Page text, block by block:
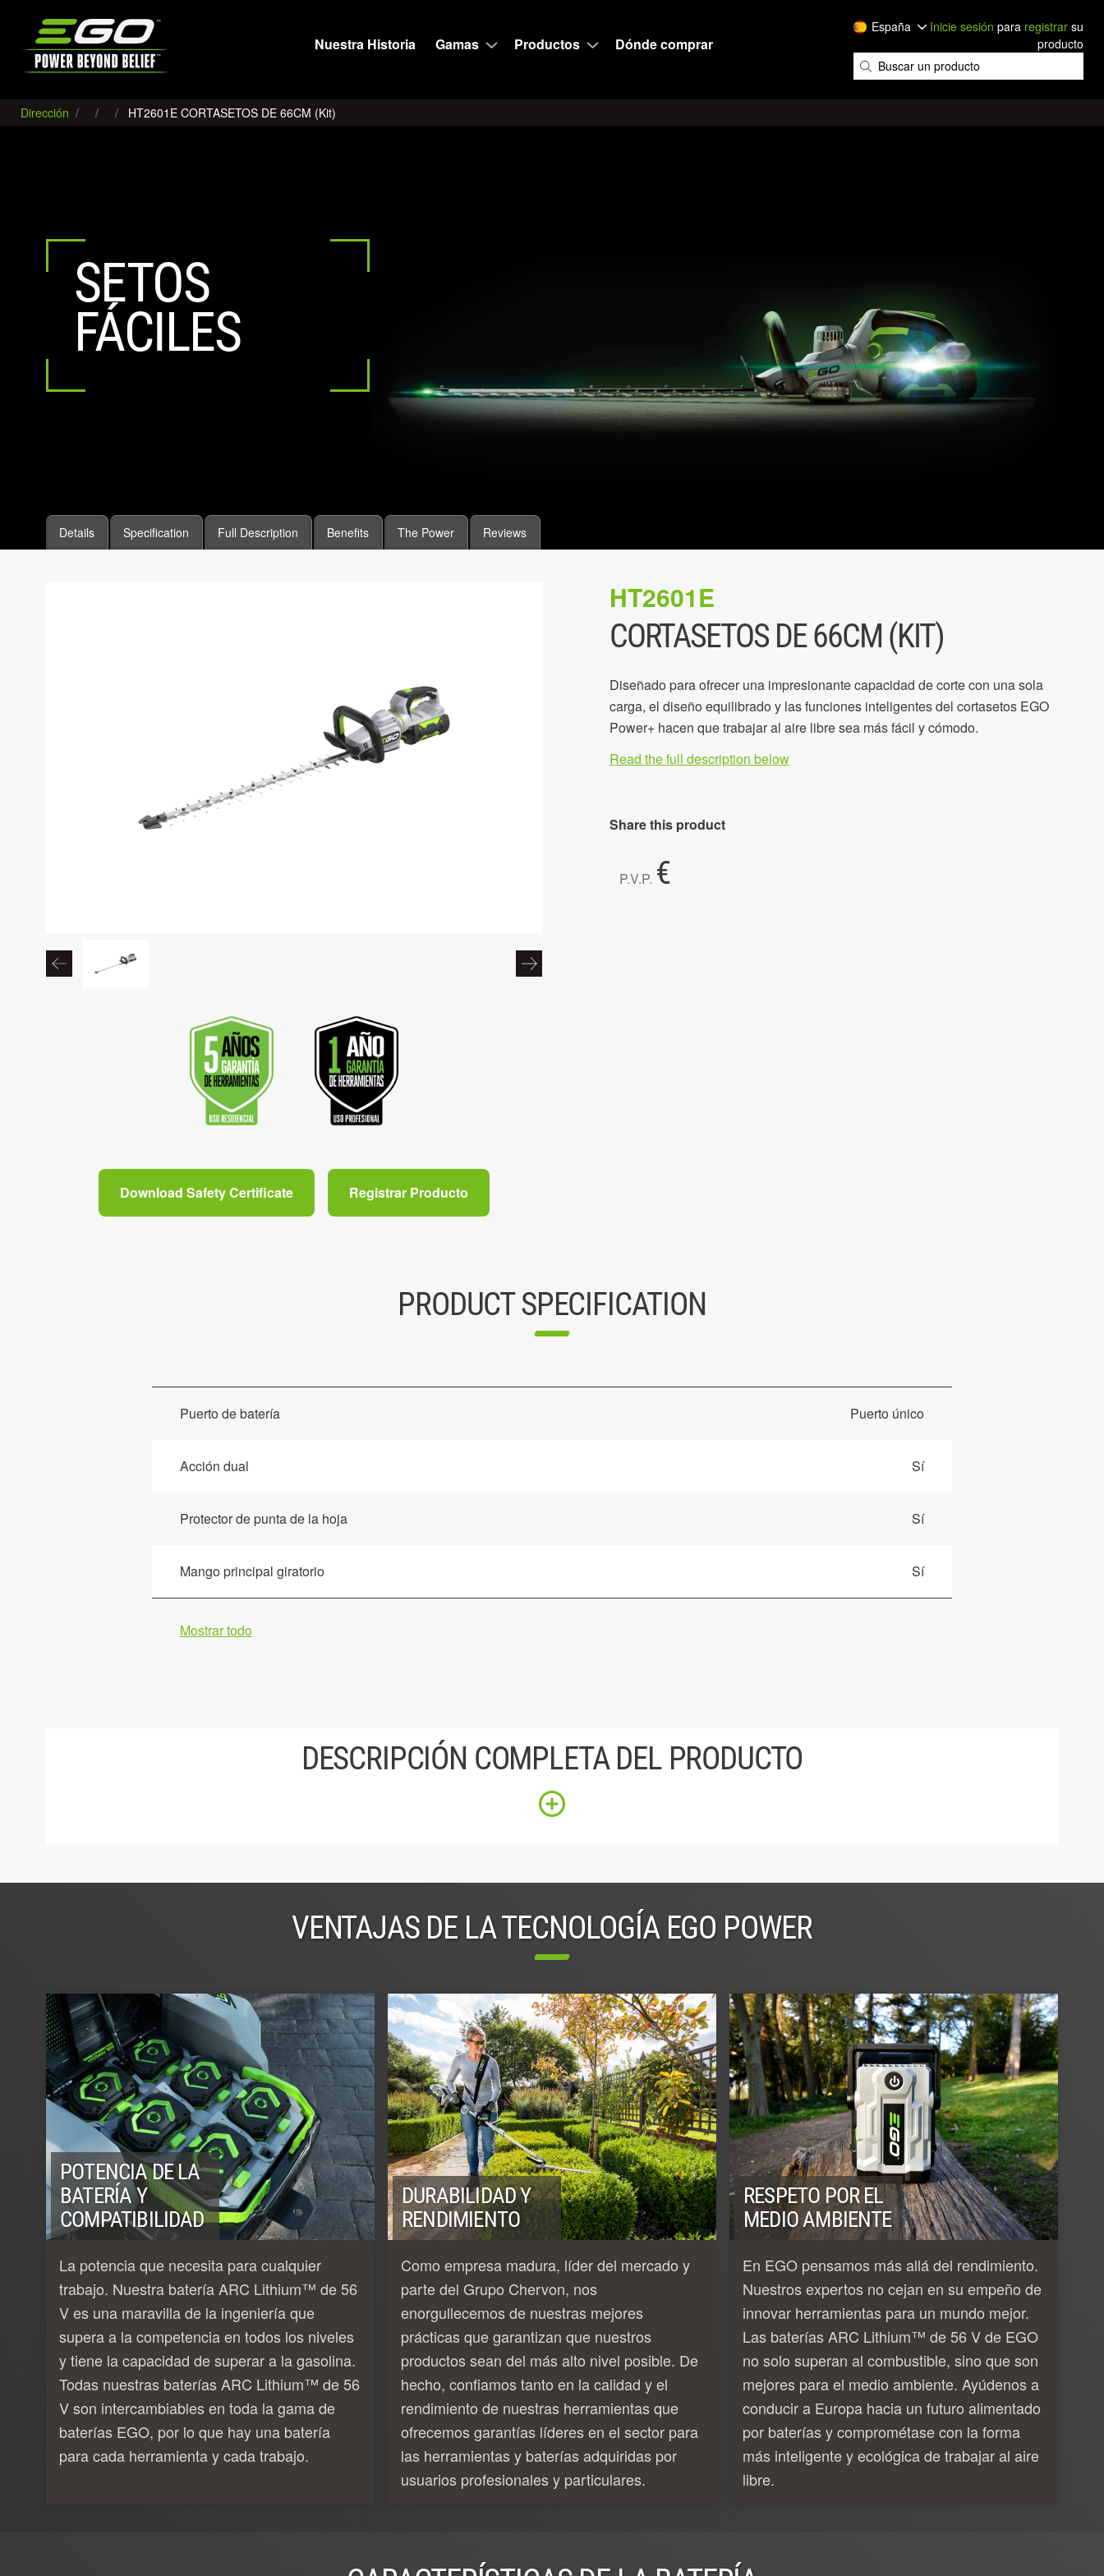
Nuestra Historia
Gamas Productos Dónde comprar
España Inicie sesión para registrar su
producto
Dirección HT2601E CORTASETOS DE 66CM (Kit)
SETOS
FÁCILES
Details Specification Full Description Benefits The Power Reviews
Download Safety Certificate Registrar Producto
HT2601E
CORTASETOS DE 66CM (KIT)
Diseñado para ofrecer una impresionante capacidad de corte con una sola
carga, el diseño equilibrado y las funciones inteligentes del cortasetos EGO
Power+ hacen que trabajar al aire libre sea más fácil y cómodo.
Read the full description below
Share this product
P.V.P. €
PRODUCT SPECIFICATION
Puerto de batería Puerto único
Acción dual Sí
Protector de punta de la hoja Sí
Mango principal giratorio Sí
Mostrar todo
DESCRIPCIÓN COMPLETA DEL PRODUCTO
VENTAJAS DE LA TECNOLOGÍA EGO POWER
POTENCIA DE LA
BATERÍA Y
COMPATIBILIDAD
La potencia que necesita para cualquier
trabajo. Nuestra batería ARC Lithium™ de 56
V es una maravilla de la ingeniería que
supera a la competencia en todos los niveles
y tiene la capacidad de superar a la gasolina.
Todas nuestras baterías ARC Lithium™ de 56
V son intercambiables en toda la gama de
baterías EGO, por lo que hay una batería
para cada herramienta y cada trabajo.
DURABILIDAD Y
RENDIMIENTO
Como empresa madura, líder del mercado y
parte del Grupo Chervon, nos
enorgullecemos de nuestras mejores
prácticas que garantizan que nuestros
productos sean del más alto nivel posible. De
hecho, confiamos tanto en la calidad y el
rendimiento de nuestras herramientas que
ofrecemos garantías líderes en el sector para
las herramientas y baterías adquiridas por
usuarios profesionales y particulares.
RESPETO POR EL
MEDIO AMBIENTE
En EGO pensamos más allá del rendimiento.
Nuestros expertos no cejan en su empeño de
innovar herramientas para un mundo mejor.
Las baterías ARC Lithium™ de 56 V de EGO
no solo superan al combustible, sino que son
mejores para el medio ambiente. Ayúdenos a
conducir a Europa hacia un futuro alimentado
por baterías y comprométase con la forma
más inteligente y ecológica de trabajar al aire
libre.